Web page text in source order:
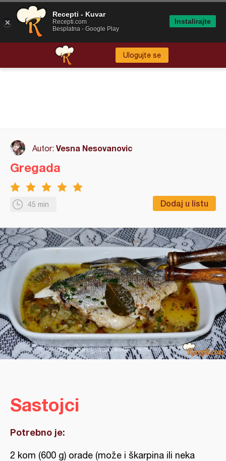
Ulogujte se
Autor: Vesna Nesovanovic
45 min Dodaj u listu
Gregada
Sastojci
Potrebno je:
2 kom (600 g) orade (može i škarpina ili neka
Recepti - Kuvar
Recepti.com
Besplatna - Google Play
Instalirajte